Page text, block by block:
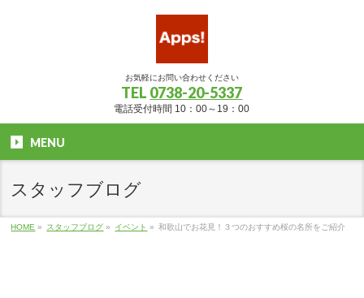
お気軽にお問い合わせください
TEL 0738-20-5337
電話受付時間 10：00～19：00
MENU
スタッフブログ
HOME » スタッフブログ » イベント » 和歌山でお花見！３つのおすすめ桜の名所をご紹介